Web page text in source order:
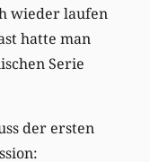
wieder laufen
hatte man
Serie
der ersten